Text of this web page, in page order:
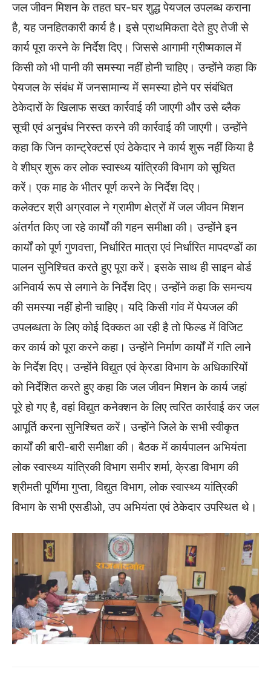
जल जीवन मिशन के तहत घर-घर शुद्ध पेयजल उपलब्ध कराना
है, यह जनहितकारी कार्य है। इसे प्राथमिकता देते हुए तेजी से
कार्य पूरा करने के निर्देश दिए। जिससे आगामी ग्रीष्मकाल में
किसी को भी पानी की समस्या नहीं होनी चाहिए। उन्होंने कहा कि
पेयजल के संबंध में जनसामान्य में समस्या होने पर संबंधित
ठेकेदारों के खिलाफ सख्त कार्रवाई की जाएगी और उसे ब्लैक
सूची एवं अनुबंध निरस्त करने की कार्रवाई की जाएगी। उन्होंने
कहा कि जिन कान्ट्रेक्टर्स एवं ठेकेदार ने कार्य शुरू नहीं किया है
वे शीघ्र शुरू कर लोक स्वास्थ्य यांत्रिकी विभाग को सूचित
करें। एक माह के भीतर पूर्ण करने के निर्देश दिए।
कलेक्टर श्री अग्रवाल ने ग्रामीण क्षेत्रों में जल जीवन मिशन
अंतर्गत किए जा रहे कार्यों की गहन समीक्षा की। उन्होंने इन
कार्यों को पूर्ण गुणवत्ता, निर्धारित मात्रा एवं निर्धारित मापदण्डों का
पालन सुनिश्चित करते हुए पूरा करें। इसके साथ ही साइन बोर्ड
अनिवार्य रूप से लगाने के निर्देश दिए। उन्होंने कहा कि समन्वय
की समस्या नहीं होनी चाहिए। यदि किसी गांव में पेयजल की
उपलब्धता के लिए कोई दिक्कत आ रही है तो फिल्ड में विजिट
कर कार्य को पूरा करने कहा। उन्होंने निर्माण कार्यों में गति लाने
के निर्देश दिए। उन्होंने विद्युत एवं के्रडा विभाग के अधिकारियों
को निर्देशित करते हुए कहा कि जल जीवन मिशन के कार्य जहां
पूरे हो गए है, वहां विद्युत कनेक्शन के लिए त्वरित कार्रवाई कर जल
आपूर्ति करना सुनिश्चित करें। उन्होंने जिले के सभी स्वीकृत
कार्यों की बारी-बारी समीक्षा की। बैठक में कार्यपालन अभियंता
लोक स्वास्थ्य यांत्रिकी विभाग समीर शर्मा, के्रडा विभाग की
श्रीमती पूर्णिमा गुप्ता, विद्युत विभाग, लोक स्वास्थ्य यांत्रिकी
विभाग के सभी एसडीओ, उप अभियंता एवं ठेकेदार उपस्थित थे।